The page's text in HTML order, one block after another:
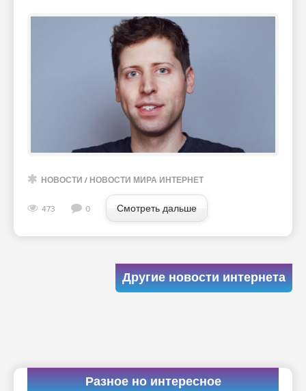
НОВОСТИ / НОВОСТИ МИРА ИНТЕРНЕТ
473 0 Смотреть дальше
Другие новости интернета
Разное но интересное